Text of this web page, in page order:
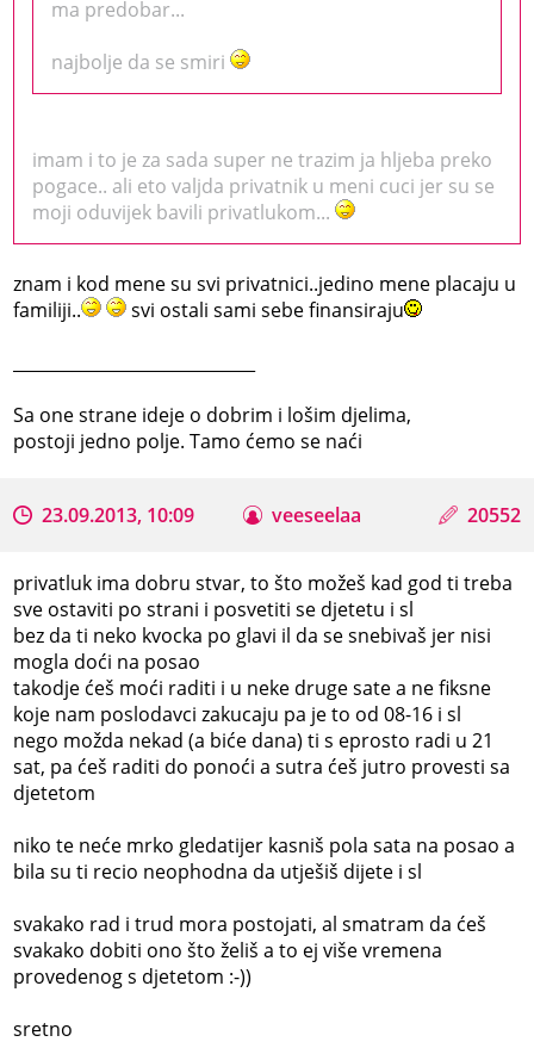
ma predobar...
najbolje da se smiri
imam i to je za sada super ne trazim ja hljeba preko
pogace.. ali eto valjda privatnik u meni cuci jer su se
moji oduvijek bavili privatlukom...
znam i kod mene su svi privatnici..jedino mene placaju u
familiji..
svi ostali sami sebe finansiraju
Sa one strane ideje o dobrim i lošim djelima,
postoji jedno polje. Tamo ćemo se naći
23.09.2013, 10:09 veeseelaa 20552
privatluk ima dobru stvar, to što možeš kad god ti treba
sve ostaviti po strani i posvetiti se djetetu i sl
bez da ti neko kvocka po glavi il da se snebivaš jer nisi
mogla doći na posao
takodje ćeš moći raditi i u neke druge sate a ne fiksne
koje nam poslodavci zakucaju pa je to od 08-16 i sl
nego možda nekad (a biće dana) ti s eprosto radi u 21
sat, pa ćeš raditi do ponoći a sutra ćeš jutro provesti sa
djetetom
niko te neće mrko gledatijer kasniš pola sata na posao a
bila su ti recio neophodna da utješiš dijete i sl
svakako rad i trud mora postojati, al smatram da ćeš
svakako dobiti ono što želiš a to ej više vremena
provedenog s djetetom :-))
sretno